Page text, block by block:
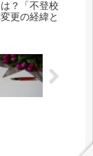
？「不登校
更の経緯と